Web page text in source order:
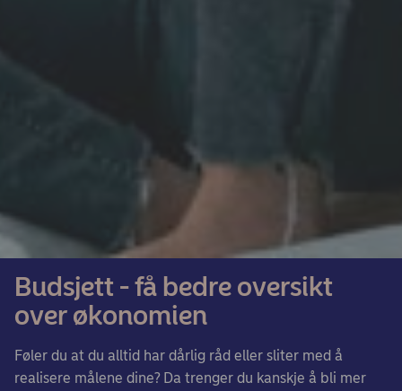
Budsjett - få bedre oversikt
over økonomien
Føler du at du alltid har dårlig råd eller sliter med å
realisere målene dine? Da trenger du kanskje å bli mer